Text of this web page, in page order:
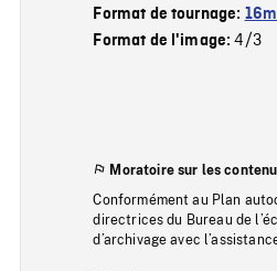
Format de tournage:
Format de l'image:4/3
Moratoire sur les
Conformément au Plan
directrices du Bureau de
d’archivage avec